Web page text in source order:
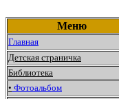
Меню
Главная
Детская страничка
Библиотека
• Фотоальбом